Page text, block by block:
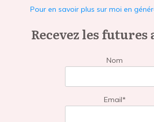
Pour en savoir plus sur moi en
Recevez les
Nom
Email*